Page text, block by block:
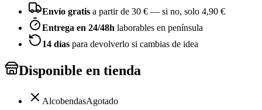
Envío gratis a partir de 30 € — si no, solo 4,90 €
Entrega en 24/48h laborables en península
14 días para devolverlo si cambias de idea
Disponible en tienda
AlcobendasAgotado